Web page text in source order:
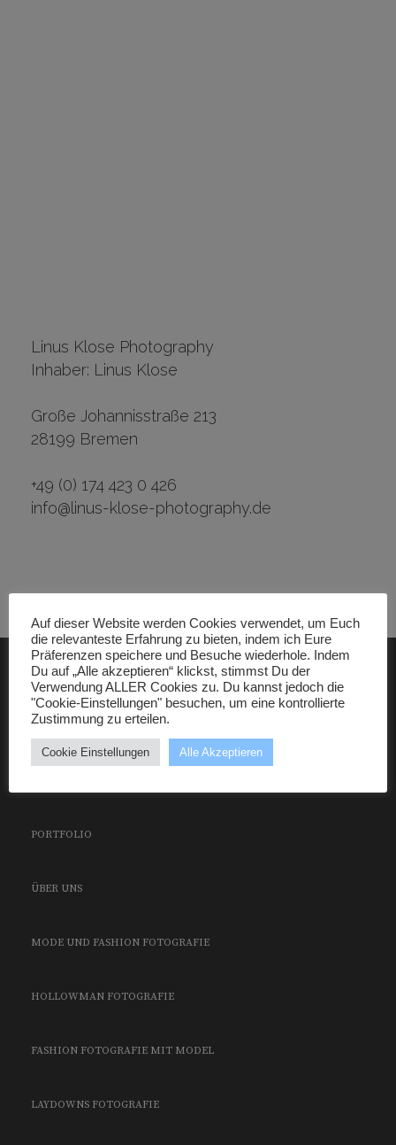
Linus Klose Photography
Inhaber: Linus Klose
Große Johannisstraße 213
28199 Bremen
+49 (0) 174 423 0 426
info@linus-klose-photography.de
PORTFOLIO
ÜBER UNS
MODE UND FASHION FOTOGRAFIE
HOLLOWMAN FOTOGRAFIE
FASHION FOTOGRAFIE MIT MODEL
LAYDOWNS FOTOGRAFIE
Auf dieser Website werden Cookies verwendet, um Euch
die relevanteste Erfahrung zu bieten, indem ich Eure
Präferenzen speichere und Besuche wiederhole. Indem
Du auf „Alle akzeptieren“ klickst, stimmst Du der
Verwendung ALLER Cookies zu. Du kannst jedoch die
"Cookie-Einstellungen" besuchen, um eine kontrollierte
Zustimmung zu erteilen.
Cookie Einstellungen Alle Akzeptieren